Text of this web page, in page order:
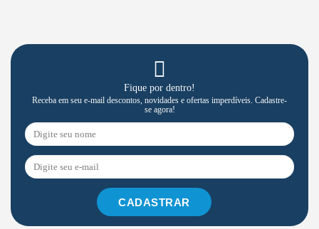
Fique por dentro!
Receba em seu e-mail descontos, novidades e ofertas imperdíveis. Cadastre-
se agora!
CADASTRAR